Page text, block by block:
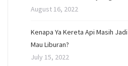
August 16, 2022
Kenapa Ya Kereta Api Masih
Mau Liburan?
July 15, 2022